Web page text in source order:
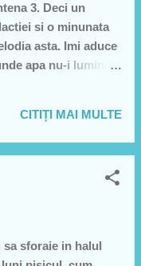
3. Deci un
si o minunata
asta. Imi aduce
apa nu-i lumina
CITIȚI MAI MULTE
sa sforaie in halul